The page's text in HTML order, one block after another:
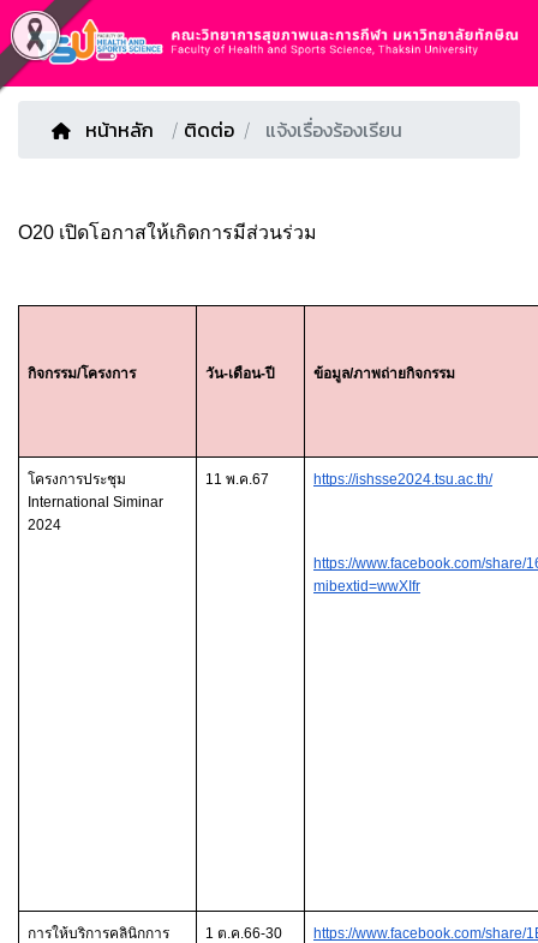
หน้าหลัก / ติดต่อ แจ้งเรื่องร้องเรียน
O20 เปิดโอกาสให้เกิดการมีส่วนร่วม
กิจกรรม/โครงการ วัน-เดือน-ปี ข้อมูล/ภาพถ่ายกิจกรรม
โครงการประชุม
International Siminar
2024
11 พ.ค.67 https://ishsse2024.tsu.ac.th/
https://www.facebook.com/share/
mibextid=wwXIfr
การให้บริการคลินิกการ
1 ต.ค.66-30
https://www.facebook.com/share/